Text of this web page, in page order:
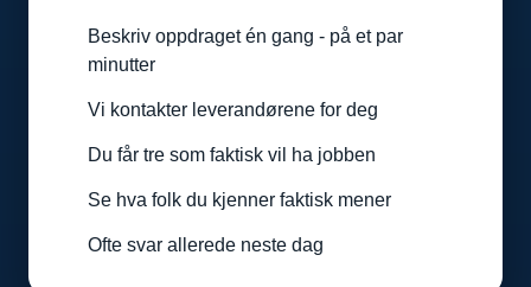
Beskriv oppdraget én gang - på et par
minutter
Vi kontakter leverandørene for deg
Du får tre som faktisk vil ha jobben
Se hva folk du kjenner faktisk mener
Ofte svar allerede neste dag